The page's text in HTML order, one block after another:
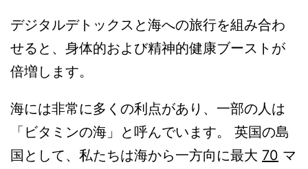
デジタルデトックスと海への旅行を組み合わ
せると、身体的および精神的健康ブーストが
倍増します。
海には非常に多くの利点があり、一部の人は
「ビタミンの海」と呼んでいます。 英国の島
国として、私たちは海から一方向に最大 70 マ